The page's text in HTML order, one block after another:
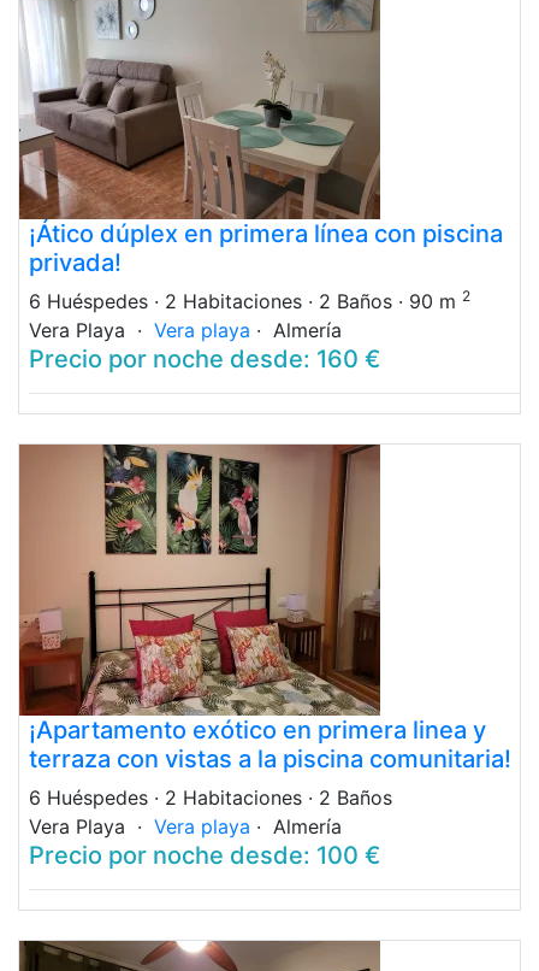
¡Ático dúplex en primera línea con piscina
privada!
6 Huéspedes · 2 Habitaciones · 2 Baños · 90 m 2
Vera Playa · Vera playa · Almería
Precio por noche desde: 160 €
¡Apartamento exótico en primera linea y
terraza con vistas a la piscina comunitaria!
6 Huéspedes · 2 Habitaciones · 2 Baños
Vera Playa · Vera playa · Almería
Precio por noche desde: 100 €